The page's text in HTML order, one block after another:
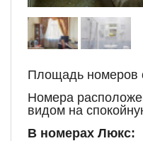
Площадь номеров
Номера
видом на
В номерах Люкс: